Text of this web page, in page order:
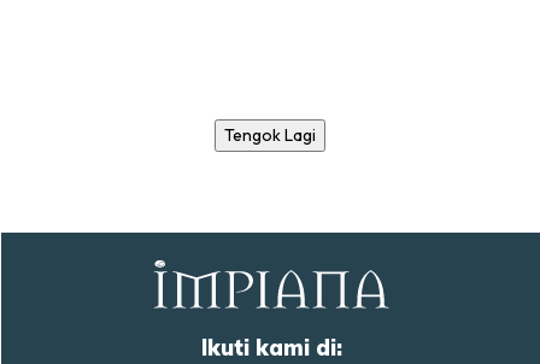
Tengok Lagi
Ikuti kami di: